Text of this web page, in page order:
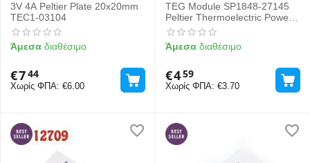
3V 4A Peltier Plate 20x20mm
TEC1-03104
Άμεσα διαθέσιμο
€744
Χωρίς ΦΠΑ: €6.00
TEG Module SP1848-27145
Peltier Thermoelectric Power
Generator
Άμεσα διαθέσιμο
€459
Χωρίς ΦΠΑ: €3.70